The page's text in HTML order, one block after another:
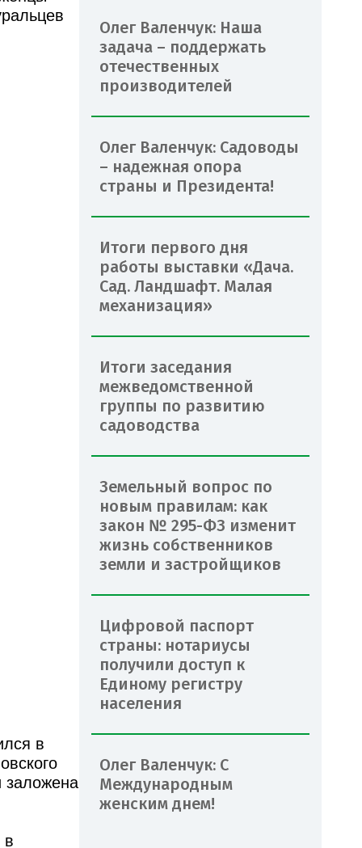
в
заложена
в
Олег Валенчук: Наша
задача – поддержать
отечественных
производителей
Олег Валенчук: Садоводы
– надежная опора
страны и Президента!
Итоги первого дня
работы выставки «Дача.
Сад. Ландшафт. Малая
механизация»
Итоги заседания
межведомственной
группы по развитию
садоводства
Земельный вопрос по
новым правилам: как
закон № 295-ФЗ изменит
жизнь собственников
земли и застройщиков
Цифровой паспорт
страны: нотариусы
получили доступ к
Единому регистру
населения
Олег Валенчук: С
Международным
женским днем!